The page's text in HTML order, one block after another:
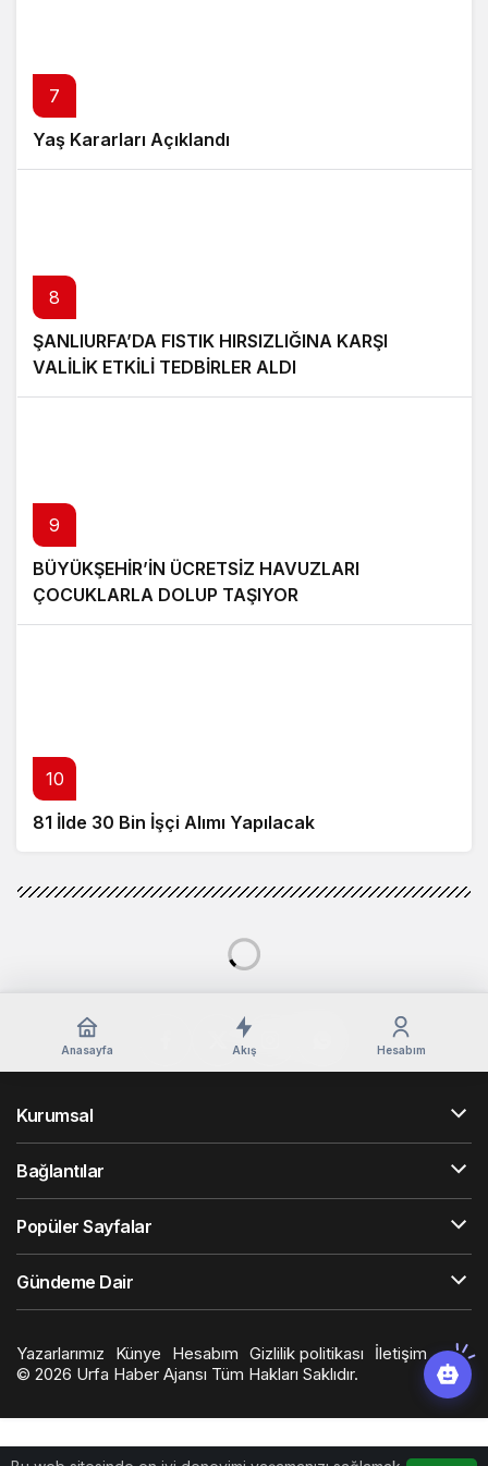
7
Yaş Kararları Açıklandı
8
ŞANLIURFA’DA FISTIK HIRSIZLIĞINA KARŞI
VALİLİK ETKİLİ TEDBİRLER ALDI
9
BÜYÜKŞEHİR’İN ÜCRETSİZ HAVUZLARI
ÇOCUKLARLA DOLUP TAŞIYOR
10
81 İlde 30 Bin İşçi Alımı Yapılacak
Anasayfa Akış Hesabım
Kurumsal
Bağlantılar
Popüler Sayfalar
Gündeme Dair
Yazarlarımız Künye Hesabım Gizlilik politikası
İletişim
© 2026 Urfa Haber Ajansı Tüm Hakları Saklıdır.